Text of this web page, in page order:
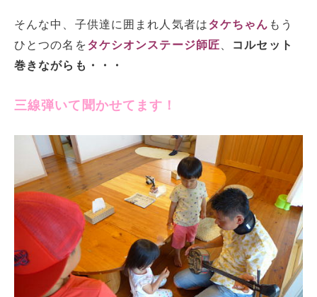
そんな中、子供達に囲まれ人気者はタケちゃん もう
ひとつの名をタケシオンステージ師匠
コルセット
巻きながらも・・・
三線弾いて聞かせてます！